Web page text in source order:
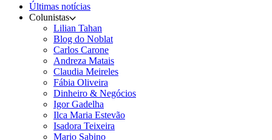
Últimas notícias
Colunistas
Lilian Tahan
Blog do Noblat
Carlos Carone
Andreza Matais
Claudia Meireles
Fábia Oliveira
Dinheiro & Negócios
Igor Gadelha
Ilca Maria Estevão
Isadora Teixeira
Mario Sabino